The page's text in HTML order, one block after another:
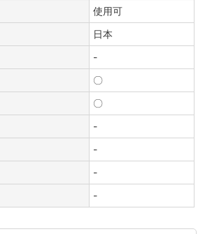
使用可
日本
-
〇
〇
-
-
-
-